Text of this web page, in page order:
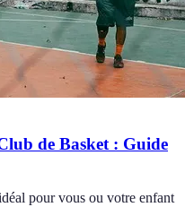
de Basket : Guide
pour vous ou votre enfant